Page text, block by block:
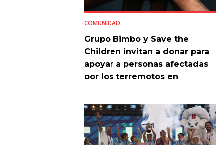
COMUNIDAD
Grupo Bimbo y Save the
Children invitan a donar para
apoyar a personas afectadas
por los terremotos en